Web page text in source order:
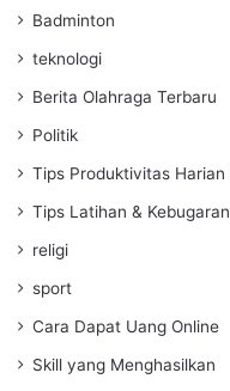
Badminton
teknologi
Berita Olahraga Terbaru
Politik
Tips Produktivitas Harian
Tips Latihan & Kebugaran
religi
sport
Cara Dapat Uang Online
Skill yang Menghasilkan